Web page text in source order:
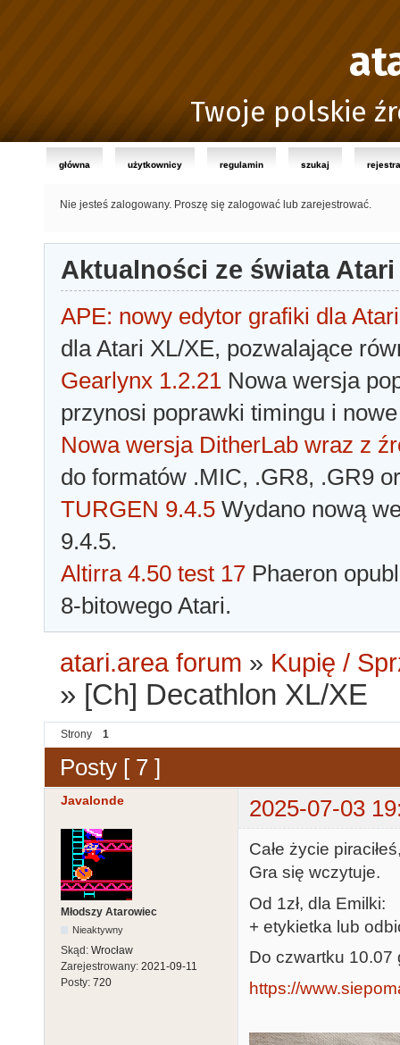
Twoje polskie
główna użytkownicy regulamin szukaj
Nie jesteś zalogowany. Proszę się zalogować lub zarejestrować.
Aktualności ze świata Atari
APE: nowy edytor grafiki dla Atari
dla Atari XL/XE, pozwalające
Gearlynx 1.2.21 Nowa wersja
przynosi poprawki timingu i
Nowa wersja DitherLab wraz z
do formatów .MIC, .GR8, .GR9
TURGEN 9.4.5 Wydano nową
9.4.5.
Altirra 4.50 test 17 Phaeron
8-bitowego Atari.
atari.area forum » Kupię /
» [Ch] Decathlon XL/XE
Strony 1
Posty [ 7 ]
Javalonde 2025-07-03
Młodszy Atarowiec
Nieaktywny
Skąd: Wrocław
Zarejestrowany: 2021-09-11
Posty: 720
Całe życie
Gra się wczytuje.
Od 1zł, dla Emilki:
+ etykietka lub
Do czwartku 10.07
https://